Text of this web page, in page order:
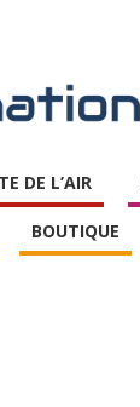
DE L’AIR
BOUTIQUE